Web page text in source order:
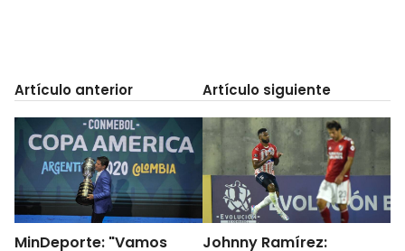
Artículo anterior
MinDeporte: "Vamos
Artículo siguiente
Johnny Ramírez: